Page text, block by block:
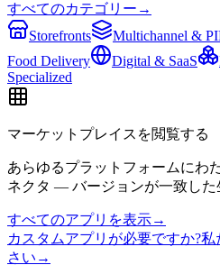
すべてのカテゴリー →
Storefronts
Multichannel &
Food Delivery
Digital & SaaS
Specialized
マーケットプレイスを閲覧する
あらゆるプラットフォームにわ
ネクタ — バージョンが一致した
すべてのアプリを表示→
カスタムアプリが必要ですか?
さい →